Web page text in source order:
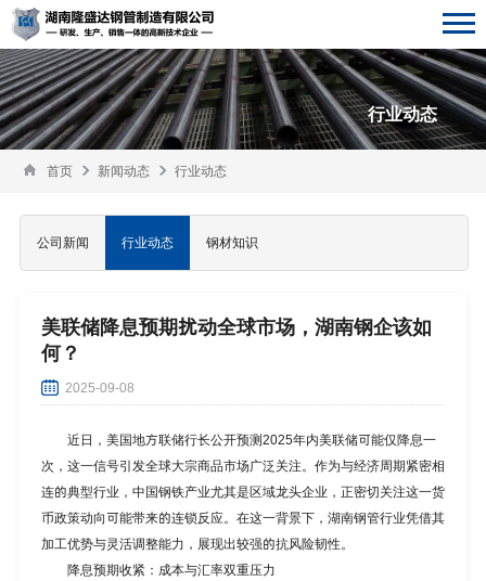
行业动态
首页 新闻动态 行业动态
公司新闻 行业动态 钢材知识
美联储降息预期扰动全球市场，湖南钢企该如
何？
2025-09-08
近日，美国地方联储行长公开预测2025年内美联储可能仅降息一
次，这一信号引发全球大宗商品市场广泛关注。作为与经济周期紧密相
连的典型行业，中国钢铁产业尤其是区域龙头企业，正密切关注这一货
币政策动向可能带来的连锁反应。在这一背景下， 湖南钢管行业凭借其
加工优势与灵活调整能力，展现出较强的抗风险韧性。
降息预期收紧：成本与汇率双重压力